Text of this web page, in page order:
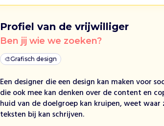
Profiel van de vrijwilliger
Ben jij wie we zoeken?
🎨Grafisch design
Een designer die een design kan maken voor
die ook mee kan denken over de content en
huid van de doelgroep kan kruipen, weet waar
teksten bij kan schrijven.